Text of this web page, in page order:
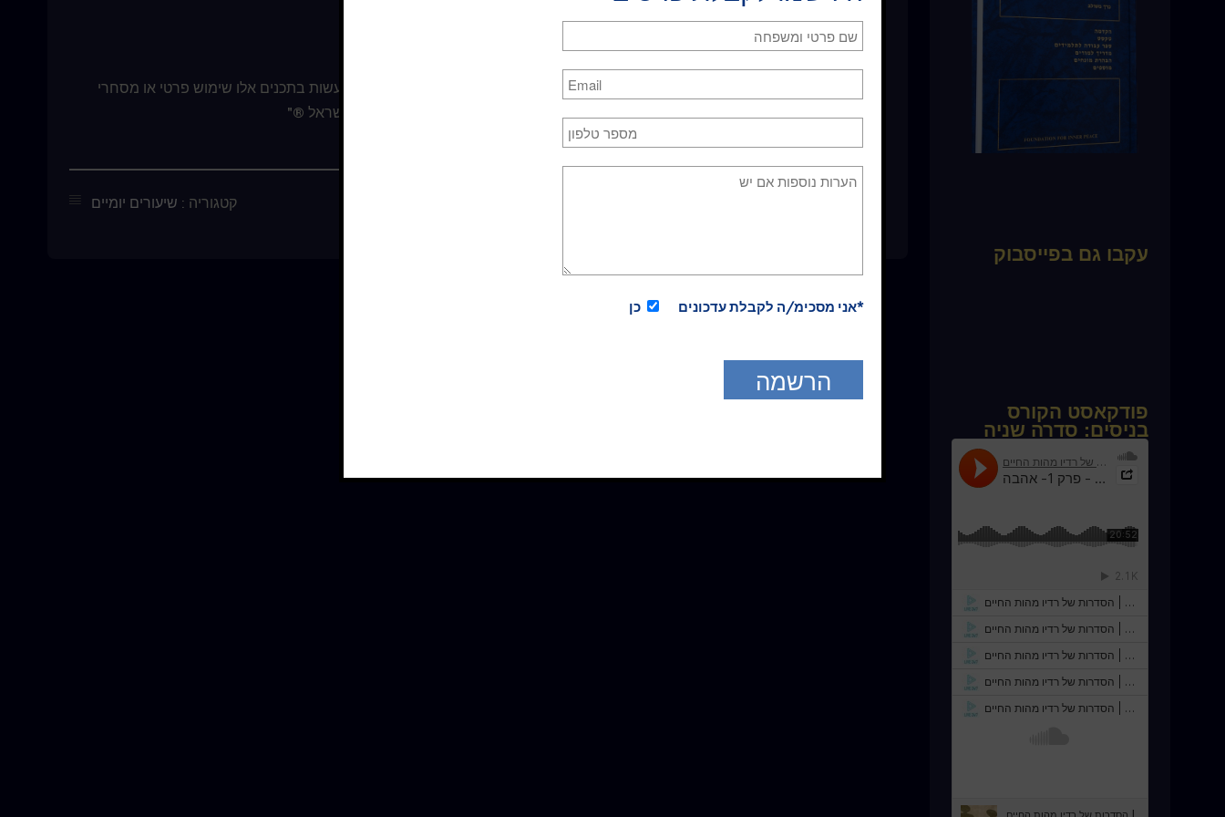
* כל התכנים באתר לרבות קבצי השמע והמלל בעמוד השיעורים, מוגנים בזכויות יוצרים. אין לעשות בתכנים אלו שימוש פרטי או מסחרי
כלשהו. אין להפיץ, להעתיק או לשכפל את הנ"ל ללא הסכמה בכתב מראש מ"קורס בניסים – ישראל ®"
קטגוריה : שיעורים יומיים
עקבו גם בפייסבוק
פודקאסט הקורס
בניסים: סדרה שניה
*אני מסכימ/ה לקבלת עדכונים כן